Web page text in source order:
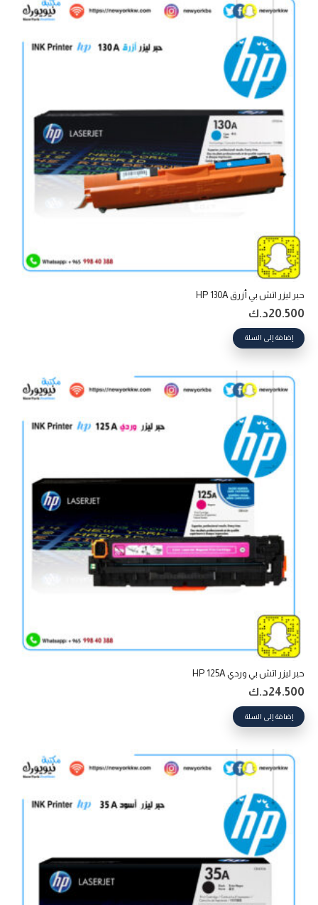
حبر ليزر اتش بي أزرق HP 130A
20.500د.ك
إضافة إلى السلة
حبر ليزر اتش بي وردي HP 125A
24.500د.ك
إضافة إلى السلة